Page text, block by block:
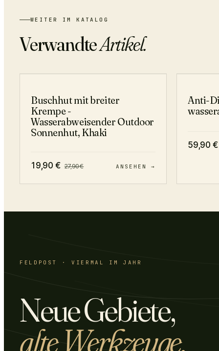
WEITER IM KATALOG
VerwandteArtikel.
Buschhut mit breiter
Krempe -
Wasserabweisender Outdoor
Sonnenhut, Khaki
19,90 € 27,90€ ANSEHEN →
Anti-
59,90 €
FELDPOST · VIERMAL IM JAHR
Neue Gebiete,
alte Werkzeuge.